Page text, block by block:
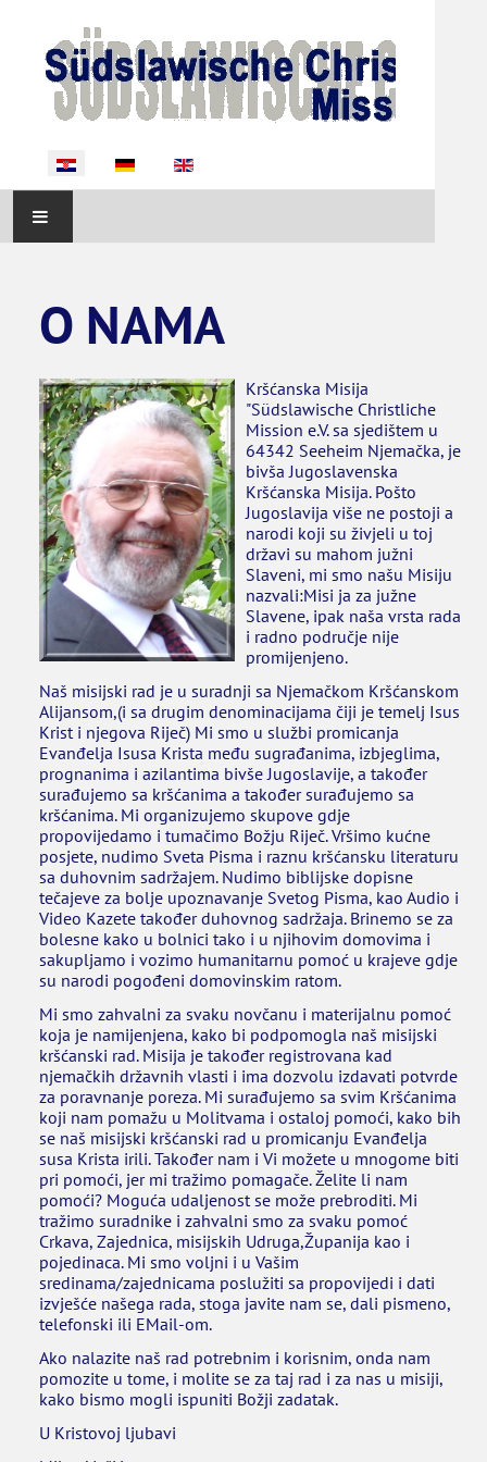
Odaberite svoj jezik
O NAMA
AKTIVNOSTI
OKRUŽNIKA
POTREBE
KONTAKT
O NAMA
Kršćanska Misija
"Südslawische Christliche
Mission e.V. sa sjedištem u
64342 Seeheim Njemačka, je
bivša Jugoslavenska
Kršćanska Misija. Pošto
Jugoslavija više ne postoji a
narodi koji su živjeli u toj
državi su mahom južni
Slaveni, mi smo našu Misiju
nazvali:Misi ja za južne
Slavene, ipak naša vrsta rada
i radno područje nije
promijenjeno.
Naš misijski rad je u suradnji sa Njemačkom Kršćanskom
Alijansom,(i sa drugim denominacijama čiji je temelj Isus
Krist i njegova Riječ) Mi smo u službi promicanja
Evanđelja Isusa Krista među sugrađanima, izbjeglima,
prognanima i azilantima bivše Jugoslavije, a također
surađujemo sa kršćanima a također surađujemo sa
kršćanima. Mi organizujemo skupove gdje
propovijedamo i tumačimo Božju Riječ. Vršimo kućne
posjete, nudimo Sveta Pisma i raznu kršćansku literaturu
sa duhovnim sadržajem. Nudimo biblijske dopisne
tečajeve za bolje upoznavanje Svetog Pisma, kao Audio i
Video Kazete također duhovnog sadržaja. Brinemo se za
bolesne kako u bolnici tako i u njihovim domovima i
sakupljamo i vozimo humanitarnu pomoć u krajeve gdje
su narodi pogođeni domovinskim ratom.
Mi smo zahvalni za svaku novčanu i materijalnu pomoć
koja je namijenjena, kako bi podpomogla naš misijski
kršćanski rad. Misija je također registrovana kad
njemačkih državnih vlasti i ima dozvolu izdavati potvrde
za poravnanje poreza. Mi surađujemo sa svim Kršćanima
koji nam pomažu u Molitvama i ostaloj pomoći, kako bih
se naš misijski kršćanski rad u promicanju Evanđelja
susa Krista irili. Također nam i Vi možete u mnogome biti
pri pomoći, jer mi tražimo pomagače. Želite li nam
pomoći? Moguća udaljenost se može prebroditi. Mi
tražimo suradnike i zahvalni smo za svaku pomoć
Crkava, Zajednica, misijskih Udruga,Županija kao i
pojedinaca. Mi smo voljni i u Vašim
sredinama/zajednicama poslužiti sa propovijedi i dati
izvješće našega rada, stoga javite nam se, dali pismeno,
telefonski ili EMail-om.
Ako nalazite naš rad potrebnim i korisnim, onda nam
pomozite u tome, i molite se za taj rad i za nas u misiji,
kako bismo mogli ispuniti Božji zadatak.
U Kristovoj ljubavi